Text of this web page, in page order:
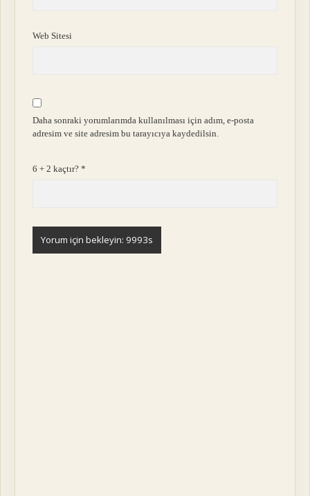
Web Sitesi
Daha sonraki yorumlarımda kullanılması için adım, e-posta
adresim ve site adresim bu tarayıcıya kaydedilsin.
6 + 2 kaçtır?*